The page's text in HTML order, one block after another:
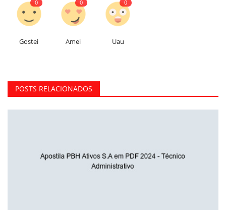
0
Gostei
0
Amei
0
Uau
POSTS RELACIONADOS